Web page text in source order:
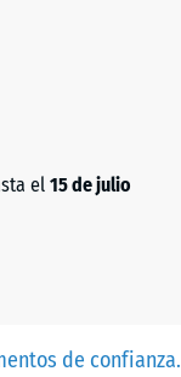
el 15 de julio
de confianza.